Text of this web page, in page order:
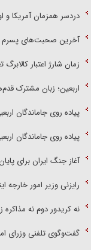
دردسر همزمان آمریکا و
آخرین صحبت‌های پسرم
زمان شارژ اعتبار کالابرگ
اربعین؛ زبان مشترک
پیاده روی جاماندگان
پیاده روی جاماندگان
آغاز جنگ ایران برای
رایزنی وزیر امور خارجه
نه کریدور دوم نه مذاکره
گفت‌وگوی تلفنی وزرای